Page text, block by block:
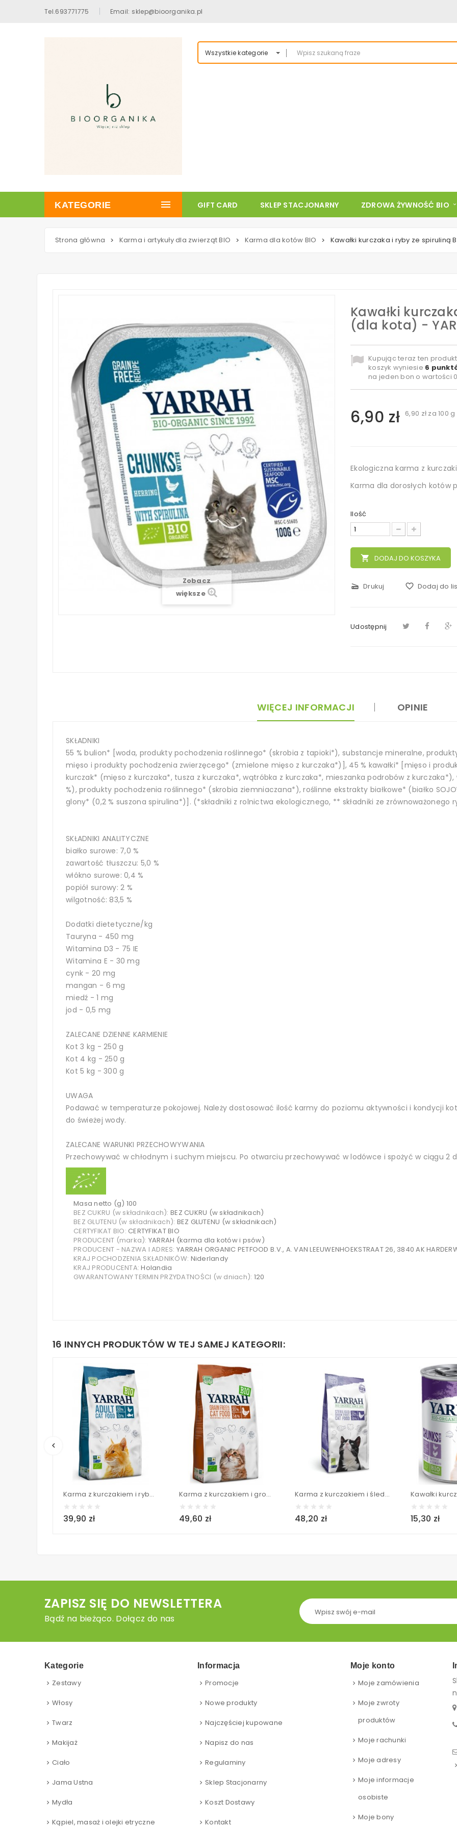
Tel.693771775 Email: sklep@bioorganika.pl
Wszystkie kategorie
KATEGORIE GIFT CARD SKLEP STACJONARNY ZDROWA ŻYWNOŚĆ BIO
Strona główna > Karma i artykuły dla zwierząt BIO > Karma dla kotów BIO > Kawałki kurczaka i ryby ze spiruliną
Zobacz
większe
Kawałki
(dla kota) -
Kupując teraz ten
koszyk wyniesie 6
na jeden bon o wartości
6,90 zł 6,90 zł za 100 g
Ekologiczna karma z
Karma dla dorosłych kotów
Ilość
local_grocery_store DODAJ DO KOSZYKA
scanner Drukuj favorite_border Dodaj do
Udostępnij
WIĘCEJ INFORMACJI OPINIE
SKŁADNIKI
55 % bulion* [woda, produkty pochodzenia roślinnego* (skrobia z tapioki*), substancje mineralne,
mięso i produkty pochodzenia zwierzęcego* (zmielone mięso z kurczaka*)], 45 % kawałki* [mięso i
kurczak* (mięso z kurczaka*, tusza z kurczaka*, wątróbka z kurczaka*, mieszanka podrobów z
%), produkty pochodzenia roślinnego* (skrobia ziemniaczana*), roślinne ekstrakty białkowe* (białko
glony* (0,2 % suszona spirulina*)]. (*składniki z rolnictwa ekologicznego, ** składniki ze zrównoważonego
SKŁADNIKI ANALITYCZNE
białko surowe: 7,0 %
zawartość tłuszczu: 5,0 %
włókno surowe: 0,4 %
popiół surowy: 2 %
wilgotność: 83,5 %
Dodatki dietetyczne/kg
Tauryna - 450 mg
Witamina D3 - 75 IE
Witamina E - 30 mg
cynk - 20 mg
mangan - 6 mg
miedź - 1 mg
jod - 0,5 mg
ZALECANE DZIENNE KARMIENIE
Kot 3 kg - 250 g
Kot 4 kg - 250 g
Kot 5 kg - 300 g
UWAGA
Podawać w temperaturze pokojowej. Należy dostosować ilość karmy do poziomu aktywności i kondycji
do świeżej wody.
ZALECANE WARUNKI PRZECHOWYWANIA
Przechowywać w chłodnym i suchym miejscu. Po otwarciu przechowywać w lodówce i spożyć w ciągu 2
Masa netto (g) 100
BEZ CUKRU (w składnikach):BEZ CUKRU (w składnikach)
BEZ GLUTENU (w składnikach): BEZ GLUTENU (w składnikach)
CERTYFIKAT BIO: CERTYFIKAT BIO
PRODUCENT (marka): YARRAH (karma dla kotów i psów)
PRODUCENT - NAZWA I ADRES:YARRAH ORGANIC PETFOOD B.V., A. VAN LEEUWENHOEKSTRAAT 26, 3840 AK
KRAJ POCHODZENIA SKŁADNIKÓW: Niderlandy
KRAJ PRODUCENTA:Holandia
GWARANTOWANY TERMIN PRZYDATNOŚCI (w dniach): 120
16 INNYCH PRODUKTÓW W TEJ SAMEJ KATEGORII:
keyboard_arrow_left
Karma z kurczakiem i rybą BIO (dla kota dorosłego) - YARRAH 800 g
39,90 zł
Karma z kurczakiem i groszkiem BIO (dla kota i kociąt) - YARRAH 800 g
49,60 zł
Karma z kurczakiem i śledziem BIO (dla kota wysterylizowanego) - YARRAH 700 g
48,20 zł 15,30 zł
ZAPISZ SIĘ DO NEWSLETTERA
Bądź na bieżąco. Dołącz do nas
Kategorie
Zestawy
Włosy
Twarz
Makijaż
Ciało
Jama Ustna
Mydła
Kąpiel, masaż i olejki etryczne
Informacja
Promocje
Nowe produkty
Najczęściej kupowane
Napisz do nas
Regulaminy
Sklep Stacjonarny
Koszt Dostawy
Kontakt
Moje konto
Moje zamówienia
Moje zwroty
produktów
Moje rachunki
Moje adresy
Moje informacje
osobiste
Moje bony